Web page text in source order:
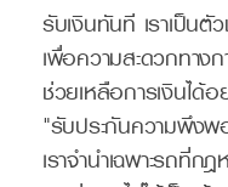
รับเงินทันที เราเป็นตั
เพื่อความสะดวกทาง
ช่วยเหลือการเงินได้
"รับประกันความพึงพ
เราจำนำเฉพาะรถที่ก